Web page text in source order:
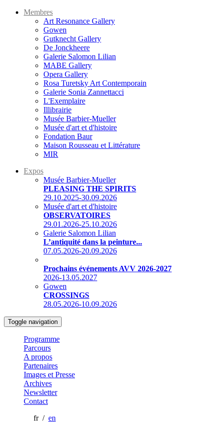
Membres
Art Resonance Gallery
Gowen
Gutknecht Gallery
De Jonckheere
Galerie Salomon Lilian
MABE Gallery
Opera Gallery
Rosa Turetsky Art Contemporain
Galerie Sonia Zannettacci
L'Exemplaire
Illibrairie
Musée Barbier-Mueller
Musée d'art et d'histoire
Fondation Baur
Maison Rousseau et Littérature
MIR
Expos
Musée Barbier-Mueller
PLEASING THE SPIRITS
29.10.2025-30.09.2026
Musée d'art et d'histoire
OBSERVATOIRES
29.01.2026-25.10.2026
Galerie Salomon Lilian
L’antiquité dans la peinture...
07.05.2026-20.09.2026
Prochains événements AVV 2026-2027
2026-13.05.2027
Gowen
CROSSINGS
28.05.2026-10.09.2026
Toggle navigation
Programme
Parcours
A propos
Partenaires
Images et Presse
Archives
Newsletter
Contact
fr / en